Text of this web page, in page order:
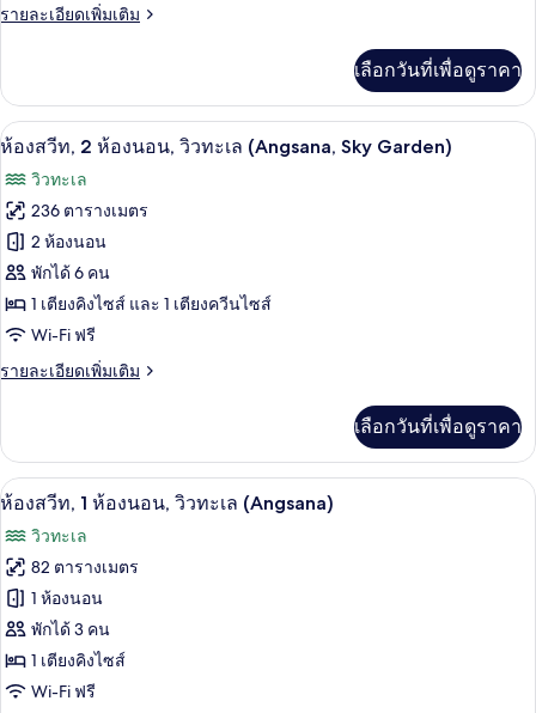
(Angsana)
ห้อง
Pool)
รายละเอียดเพิ่มเติม
ราย
เกี่ยว
กับ
ห้อง
ท,
2
ห้อง
นอน
(Angsana,
Pool)
เลือกวันที่เพื่อดูราคา
เปิด
ภาพถ่าย
ทั้งหมด
ของ
ห้อง
สวีท,
2
ห้อง
วิว
ทะเล
(Angsana,
Sky
Garden)
ตู้นิรภัยในห้องพัก, โต๊ะทำงาน, ผ้าม่าน
6
ห้องสวีท, 2 ห้องนอน, วิวทะเล (Angsana, Sky Garden)
วิวทะเล
236 ตารางเมตร
2 ห้องนอน
พักได้ 6 คน
1 เตียงคิงไซส์ และ 1 เตียงควีนไซส์
Wi-Fi ฟรี
รายละเอียดเพิ่มเติม
ราย
เกี่ยว
กับ
ห้อง
ท,
2
ห้อง
นอน,
วิว
ทะเล
(Angsana,
Sky
เลือกวันที่เพื่อดูราคา
เปิด
ภาพถ่าย
ทั้งหมด
ของ
ห้อง
สวีท,
1
ห้องสวีท, 1 ห้องนอน, วิวทะเล
4
ห้องสวีท, 1 ห้องนอน, วิวทะเล (Angsana)
วิวทะเล
82 ตารางเมตร
1 ห้องนอน
พักได้ 3 คน
1 เตียงคิงไซส์
Wi-Fi ฟรี